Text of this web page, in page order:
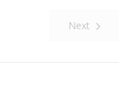
Next